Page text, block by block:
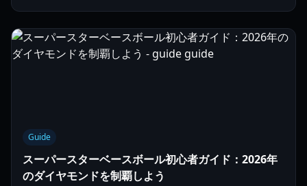
Guide
スーパースターベースボール初心者ガイド：2026年
のダイヤモンドを制覇しよう